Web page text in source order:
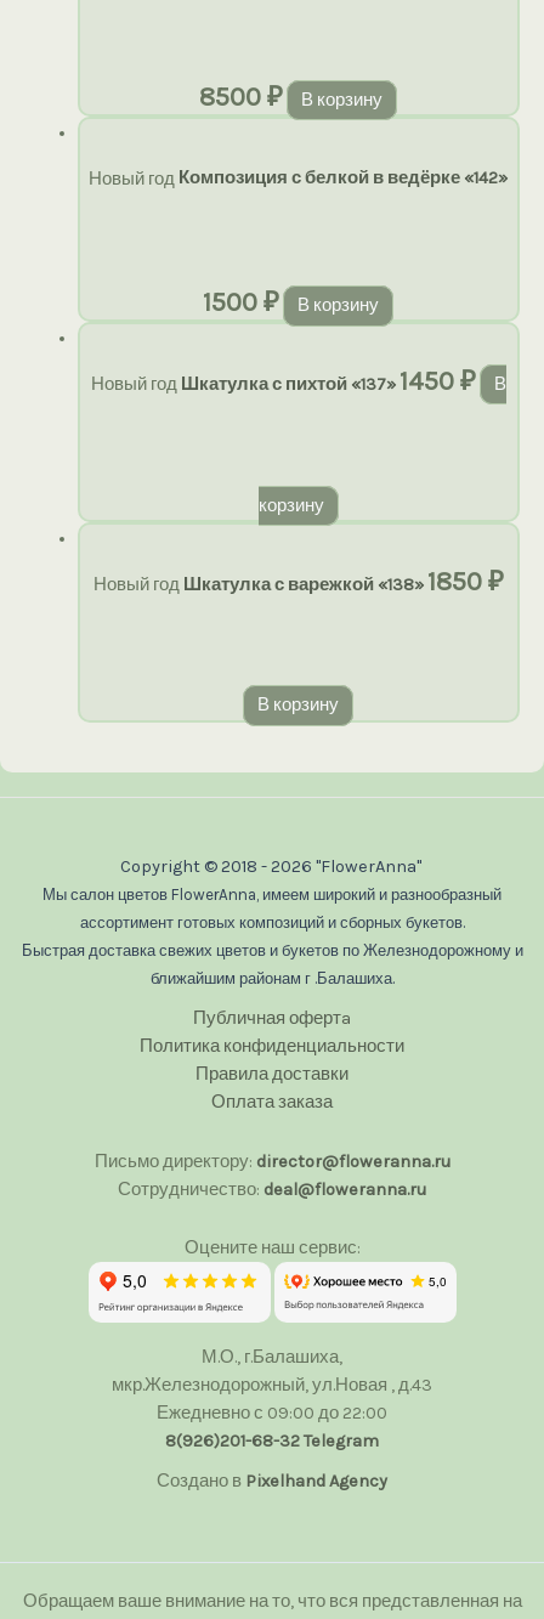
8500₽ В корзину
Новый год Композиция с белкой в ведёрке «142»
1500₽ В корзину
Новый год Шкатулка с пихтой «137» 1450₽ В
корзину
Новый год Шкатулка с варежкой «138» 1850₽
В корзину
Copyright © 2018 - 2026 "FlowerAnna"
Мы салон цветов FlowerAnna, имеем широкий и разнообразный
ассортимент готовых композиций и сборных букетов.
Быстрая доставка свежих цветов и букетов по Железнодорожному и
ближайшим районам г .Балашиха.
Публичная офертa
Политика конфиденциальности
Правила доставки
Оплата заказа
Письмо директору: director@floweranna.ru
Сотрудничество: deal@floweranna.ru
Оцените наш сервис:
М.О., г.Балашиха,
мкр.Железнодорожный, ул.Новая , д.43
Ежедневно с 09:00 до 22:00
8(926)201-68-32Telegram
Создано в Pixelhand Agency
Обращаем ваше внимание на то, что вся представленная на